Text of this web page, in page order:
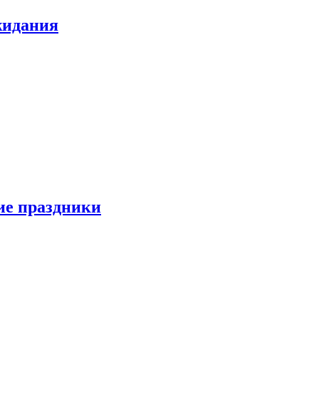
праздники